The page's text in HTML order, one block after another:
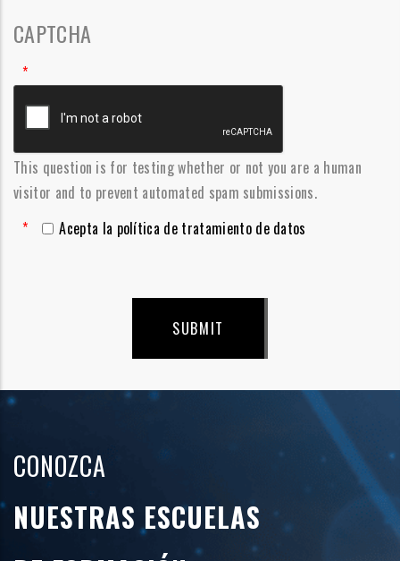
CAPTCHA
*
This question is for testing whether or not you are a human
visitor and to prevent automated spam submissions.
ACEPTA POLÍTICA DE TRATAMIENTO DE DATOS
* Acepta la política de tratamiento de datos
CONOZCA
NUESTRAS ESCUELAS